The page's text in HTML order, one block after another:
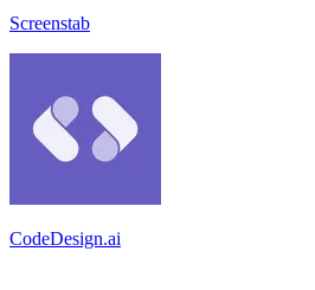
Screenstab
CodeDesign.ai